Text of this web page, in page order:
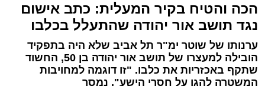
הכה והטיח בקיר המעלית: כתב אישום
נגד תושב אור יהודה שהתעלל בכלבו
ערנותו של שוטר ימ"ר תל אביב שלא היה בתפקיד
הובילה למעצרו של תושב אור יהודה בן 50, החשוד
שתקף באכזריות את כלבו. "זו דוגמה למחויבות
המשטרה להגן על חסרי הישע", נמסר